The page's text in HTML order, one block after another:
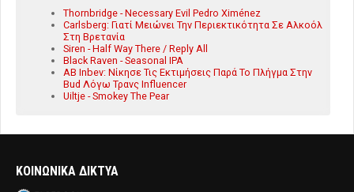
Thornbridge - Necessary Evil Pedro Ximénez
Carlsberg: Γιατί Μειώνει Την Περιεκτικότητα Σε Αλκοόλ
Στη Βρετανία
Siren - Half Way There / Reply All
Black Raven - Seasonal IPA
AB Inbev: Νίκησε Τις Εκτιμήσεις Παρά Το Πλήγμα Στην
Bud Λόγω Τρανς Influencer
Uiltje - Smokey The Pear
ΚΟΙΝΩΝΙΚΑ ΔΙΚΤΥΑ